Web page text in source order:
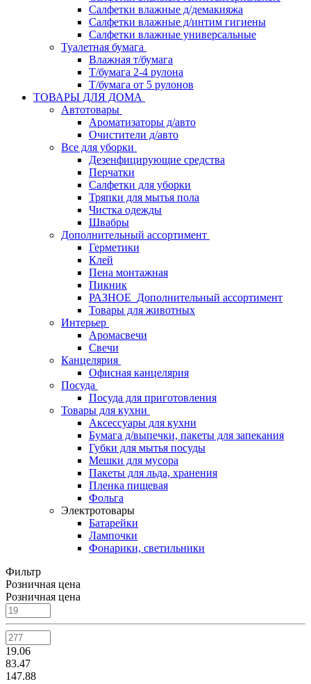
Салфетки влажные д/демакияжа
Салфетки влажные д/интим гигиены
Салфетки влажные универсальные
Туалетная бумага
Влажная т/бумага
Т/бумага 2-4 рулона
Т/бумага от 5 рулонов
ТОВАРЫ ДЛЯ ДОМА
Автотовары
Ароматизаторы д/авто
Очистители д/авто
Все для уборки
Дезенфицирующие средства
Перчатки
Салфетки для уборки
Тряпки для мытья пола
Чистка одежды
Швабры
Дополнительный ассортимент
Герметики
Клей
Пена монтажная
Пикник
РАЗНОЕ_Дополнительный ассортимент
Товары для животных
Интерьер
Аромасвечи
Свечи
Канцелярия
Офисная канцелярия
Посуда
Посуда для приготовления
Товары для кухни
Аксессуары для кухни
Бумага д/выпечки, пакеты для запекания
Губки для мытья посуды
Мешки для мусора
Пакеты для льда, хранения
Пленка пищевая
Фольга
Электротовары
Батарейки
Лампочки
Фонарики, светильники
Фильтр
Розничная цена
Розничная цена
19.06
83.47
147.88